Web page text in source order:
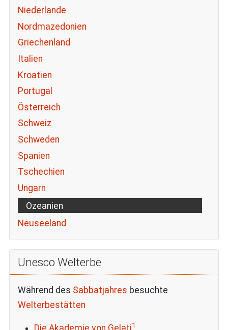
Niederlande
Nordmazedonien
Griechenland
Italien
Kroatien
Portugal
Österreich
Schweiz
Schweden
Spanien
Tschechien
Ungarn
Ozeanien
Neuseeland
Unesco Welterbe
Während des Sabbatjahres besuchte
Welterbestätten
Die Akademie von Gelati1